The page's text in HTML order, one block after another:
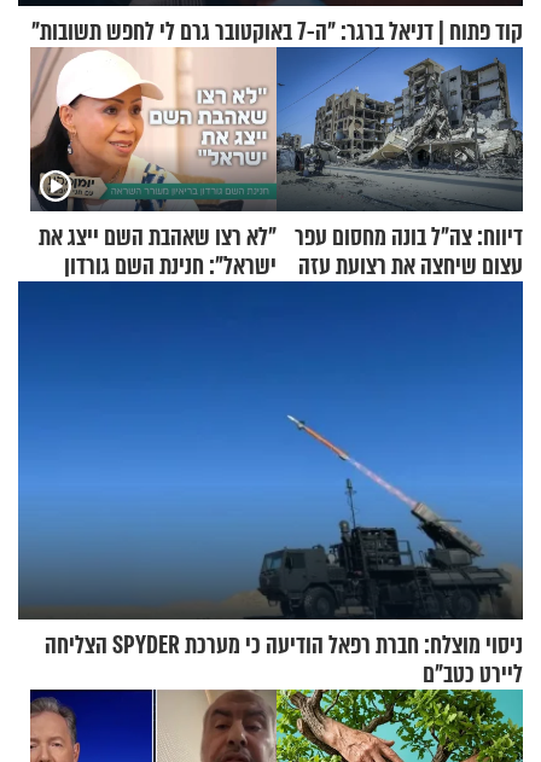
קוד פתוח | דניאל ברגר: "ה-7 באוקטובר גרם לי לחפש תשובות"
דיווח: צה"ל בונה מחסום עפר
עצום שיחצה את רצועת עזה
"לא רצו שאהבת השם ייצג את
ישראל": חנינת השם גורדון
ניסוי מוצלח: חברת רפאל הודיעה כי מערכת SPYDER הצליחה
ליירט כטב"ם